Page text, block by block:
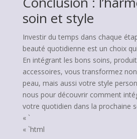
soin et style
Investir du temps dans chaque
beauté quotidienne est un choix
En intégrant les bons soins,
accessoires, vous transformez
peau, mais aussi votre style
nous pour découvrir comment
votre quotidien dans la prochaine
« `
« `html